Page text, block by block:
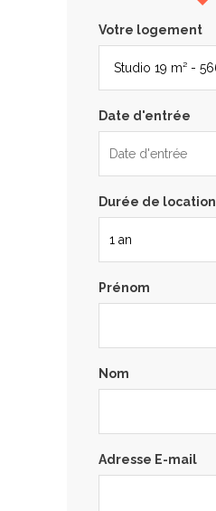
Votre logement
Date d'entrée
Durée de location
Prénom
Nom
Adresse E-mail